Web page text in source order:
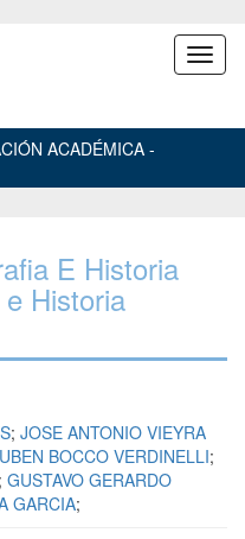
ACADÉMICA -
E Historia
Historia
; JOSE ANTONIO VIEYRA
BOCCO VERDINELLI;
GUSTAVO GERARDO
GARCIA;